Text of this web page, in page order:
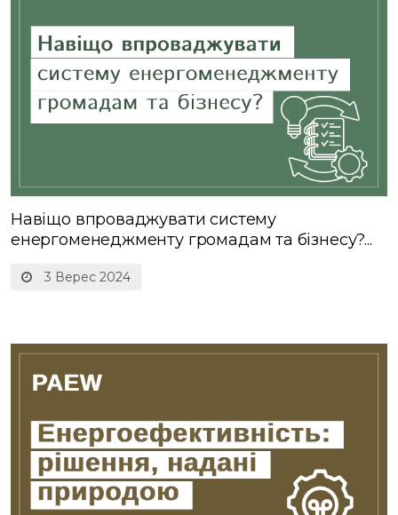
3 Верес 2024
Навіщо впроваджувати систему
енергоменеджменту громадам та бізнесу?...